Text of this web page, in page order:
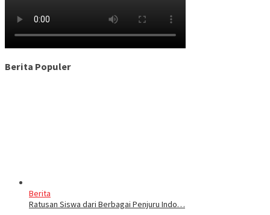
Berita Populer
Berita
Ratusan Siswa dari Berbagai Penjuru Indo…